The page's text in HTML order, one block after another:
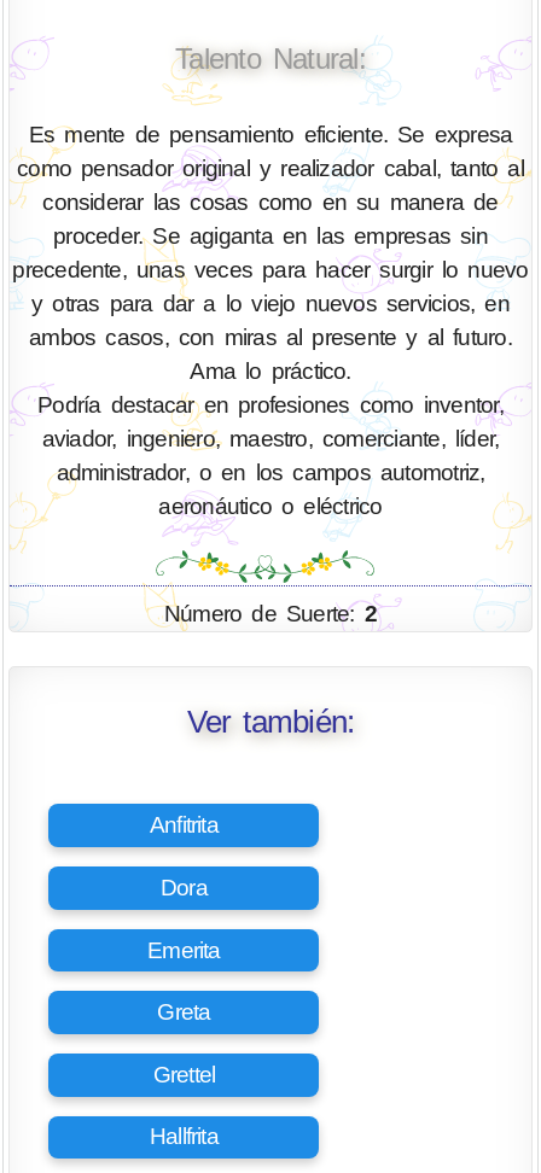
Talento Natural:
Es mente de pensamiento eficiente. Se expresa
como pensador original y realizador cabal, tanto al
considerar las cosas como en su manera de
proceder. Se agiganta en las empresas sin
precedente, unas veces para hacer surgir lo nuevo
y otras para dar a lo viejo nuevos servicios, en
ambos casos, con miras al presente y al futuro.
Ama lo práctico.
Podría destacar en profesiones como inventor,
aviador, ingeniero, maestro, comerciante, líder,
administrador, o en los campos automotriz,
aeronáutico o eléctrico
Número de Suerte: 2
Ver también:
Anfitrita
Dora
Emerita
Greta
Grettel
Hallfrita